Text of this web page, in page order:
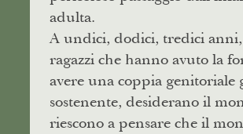
adulta.
A undici, dodici, tredici anni,
ragazzi che hanno avuto la
avere una coppia genitoriale
sostenente, desiderano il
riescono a pensare che il